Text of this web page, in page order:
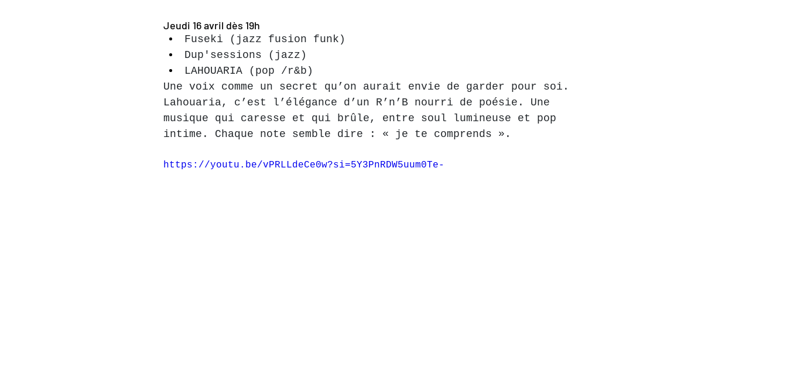
Jeudi 16 avril dès 19h
Fuseki (jazz fusion funk)
Dup'sessions (jazz)
LAHOUARIA (pop /r&b)
Une voix comme un secret qu’on aurait envie de garder pour soi.
Lahouaria, c’est l’élégance d’un R’n’B nourri de poésie. Une
musique qui caresse et qui brûle, entre soul lumineuse et pop
intime. Chaque note semble dire : « je te comprends ».
https://youtu.be/vPRLLdeCe0w?si=5Y3PnRDW5uum0Te-